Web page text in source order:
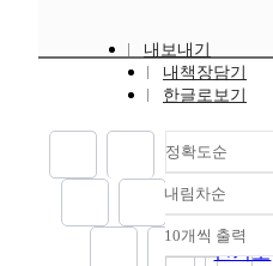
내보내기
내책장담기
한글로보기
정확도순
정확도
순
인기도
내림차순
내림
10개씩 출력